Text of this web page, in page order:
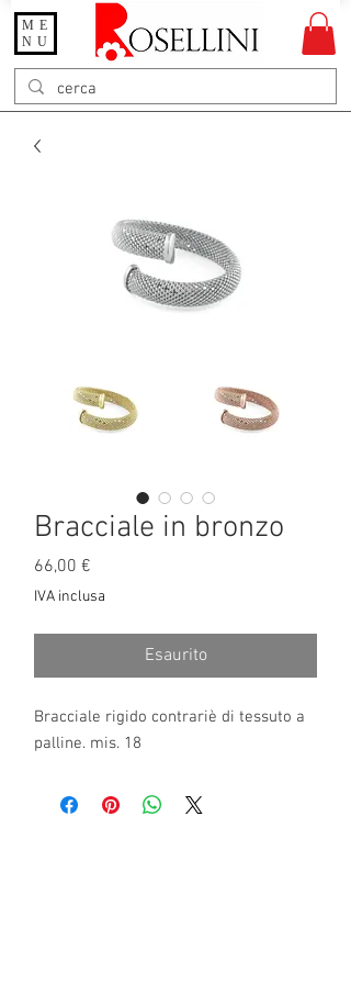
Gioielleria Rosellini
Rosellini online
ME
NU
Bracciale in bronzo
66,00 €
IVA inclusa
Esaurito
Bracciale rigido contrariè di tessuto a
palline. mis. 18